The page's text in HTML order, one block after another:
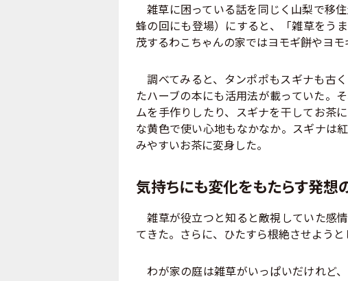
雑草に困っている話を同じく山梨で移
蜂の回にも登場）にすると、「雑草をう
茂するわこちゃんの家ではヨモギ餅やヨモ
調べてみると、タンポポもスギナも古
たハーブの本にも活用法が載っていた。
ムを手作りしたり、スギナを干してお茶
な黄色で使い心地もなかなか。スギナは
みやすいお茶に変身した。
気持ちにも変化をもたらす発想
雑草が役立つと知ると敵視していた感
てきた。さらに、ひたすら根絶させよう
わが家の庭は雑草がいっぱいだけれど